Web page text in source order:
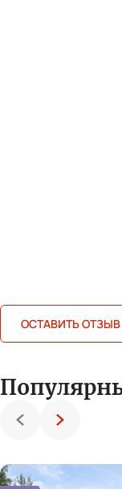
ОСТАВИТЬ ОТЗЫВ
Коттедж